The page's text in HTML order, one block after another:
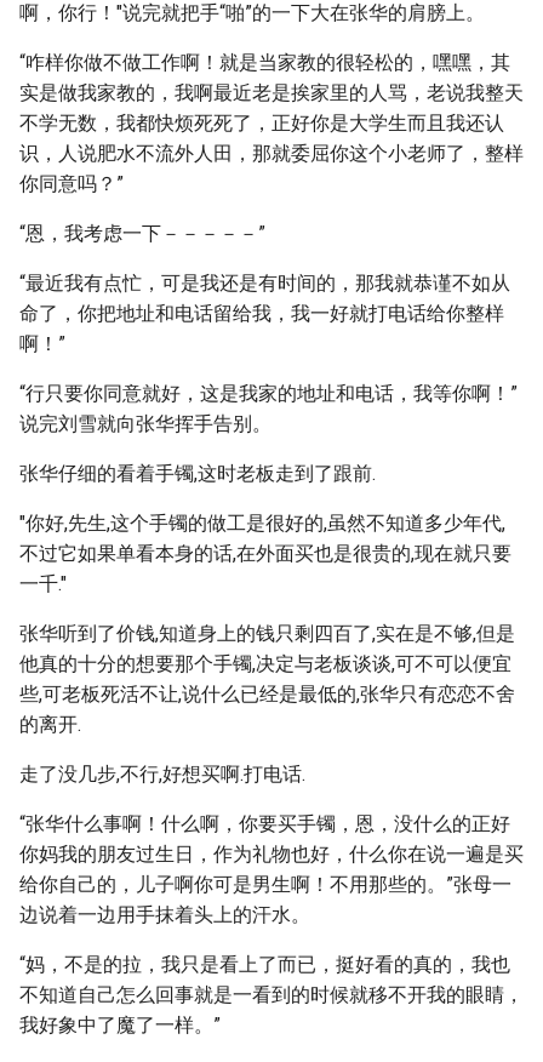
啊，你行！"说完就把手“啪”的一下大在张华的肩膀上。
“咋样你做不做工作啊！就是当家教的很轻松的，嘿嘿，其
实是做我家教的，我啊最近老是挨家里的人骂，老说我整天
不学无数，我都快烦死死了，正好你是大学生而且我还认
识，人说肥水不流外人田，那就委屈你这个小老师了，整样
你同意吗？”
“恩，我考虑一下－－－－－”
“最近我有点忙，可是我还是有时间的，那我就恭谨不如从
命了，你把地址和电话留给我，我一好就打电话给你整样
啊！”
“行只要你同意就好，这是我家的地址和电话，我等你啊！”
说完刘雪就向张华挥手告别。
张华仔细的看着手镯,这时老板走到了跟前.
"你好,先生,这个手镯的做工是很好的,虽然不知道多少年代,
不过它如果单看本身的话,在外面买也是很贵的,现在就只要
一千."
张华听到了价钱,知道身上的钱只剩四百了,实在是不够,但是
他真的十分的想要那个手镯,决定与老板谈谈,可不可以便宜
些,可老板死活不让,说什么已经是最低的,张华只有恋恋不舍
的离开.
走了没几步,不行,好想买啊.打电话.
“张华什么事啊！什么啊，你要买手镯，恩，没什么的正好
你妈我的朋友过生日，作为礼物也好，什么你在说一遍是买
给你自己的，儿子啊你可是男生啊！不用那些的。”张母一
边说着一边用手抹着头上的汗水。
“妈，不是的拉，我只是看上了而已，挺好看的真的，我也
不知道自己怎么回事就是一看到的时候就移不开我的眼睛，
我好象中了魔了一样。”